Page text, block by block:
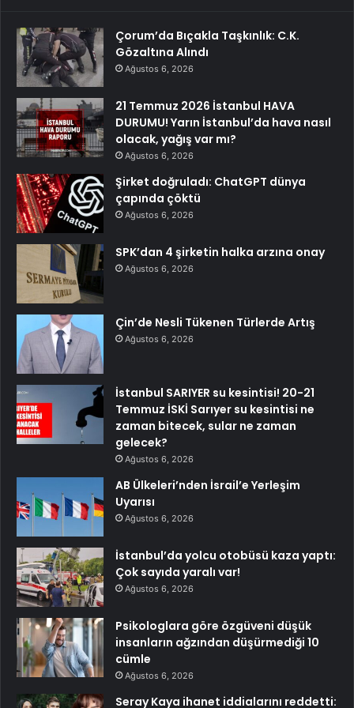
Çorum’da Bıçakla Taşkınlık: C.K.
Gözaltına Alındı
Ağustos 6, 2026
21 Temmuz 2026 İstanbul HAVA
DURUMU! Yarın İstanbul’da hava nasıl
olacak, yağış var mı?
Ağustos 6, 2026
Şirket doğruladı: ChatGPT dünya
çapında çöktü
Ağustos 6, 2026
SPK’dan 4 şirketin halka arzına onay
Ağustos 6, 2026
Çin’de Nesli Tükenen Türlerde Artış
Ağustos 6, 2026
İstanbul SARIYER su kesintisi! 20-21
Temmuz İSKİ Sarıyer su kesintisi ne
zaman bitecek, sular ne zaman
gelecek?
Ağustos 6, 2026
AB Ülkeleri’nden İsrail’e Yerleşim
Uyarısı
Ağustos 6, 2026
İstanbul’da yolcu otobüsü kaza yaptı:
Çok sayıda yaralı var!
Ağustos 6, 2026
Psikologlara göre özgüveni düşük
insanların ağzından düşürmediği 10
cümle
Ağustos 6, 2026
Seray Kaya ihanet iddialarını reddetti: